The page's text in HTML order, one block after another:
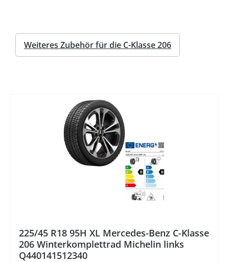
Weiteres Zubehör für die C-Klasse 206
225/45 R18 95H XL Mercedes-Benz C-Klasse
206 Winterkomplettrad Michelin links
Q440141512340